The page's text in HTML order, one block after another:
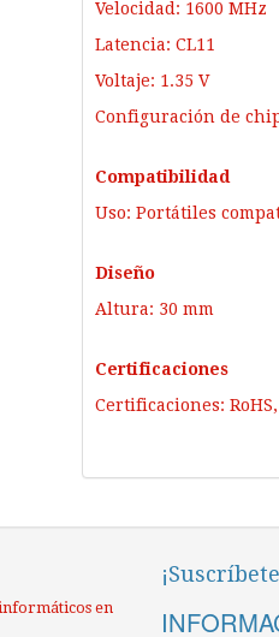
Velocidad: 1600 MHz
Latencia: CL11
Voltaje: 1.35 V
Configuración de
Compatibilidad
Uso: Portátiles
Diseño
Altura: 30 mm
Certificaciones
Certificaciones: RoHS,
en